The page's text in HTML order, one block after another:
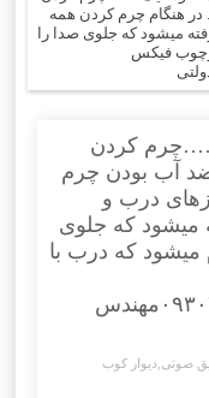
هنگام چرم کردن همه
میشود که جلوی صدا را
فیکس
کردن
آب بودن چرم
درب و
میشود که جلوی
میشود که درب با
میشود.۰۹۱۹۶۳۷۵۸۰۰-۰۹۳۰۷۸۰۱۷۸۸مهندس
صوتی دیوار کوب